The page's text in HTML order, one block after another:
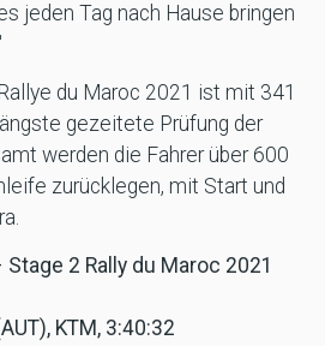
jeden Tag nach Hause bringen
du Maroc 2021 ist mit 341
gezeitete Prüfung der
werden die Fahrer über 600
zurücklegen, mit Start und
2 Rally du Maroc 2021
KTM, 3:40:32